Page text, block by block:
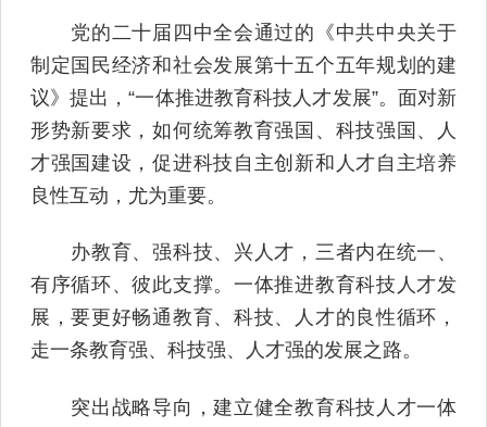
党的二十届四中全会通过的《中共中央关于
制定国民经济和社会发展第十五个五年规划的建
议》提出，“一体推进教育科技人才发展”。面对新
形势新要求，如何统筹教育强国、科技强国、人
才强国建设，促进科技自主创新和人才自主培养
良性互动，尤为重要。
办教育、强科技、兴人才，三者内在统一、
有序循环、彼此支撑。一体推进教育科技人才发
展，要更好畅通教育、科技、人才的良性循环，
走一条教育强、科技强、人才强的发展之路。
突出战略导向，建立健全教育科技人才一体